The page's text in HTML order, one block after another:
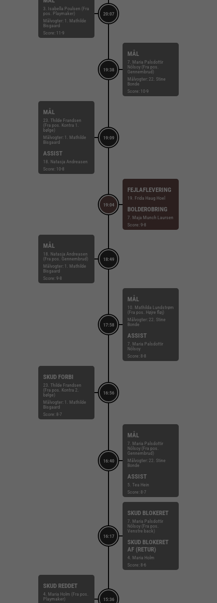
20:07
3. Isabella Poulsen (Fra
pos. Playmaker)
Målvogter: 1. Mathilde
Bisgaard
Score: 11-9
19:38
MÅL
7. Maria Palsdottir
Nólsoy (Fra pos.
Gennembrud)
Målvogter: 22. Stine
Bonde
Score: 10-9
19:09
MÅL
23. Thilde Frandsen
(Fra pos. Kontra 1.
bølge)
Målvogter: 1. Mathilde
Bisgaard
ASSIST
18. Natasja Andreasen
Score: 10-8
19:04
FEJLAFLEVERING
19. Frida Haug Hoel
BOLDEROBRING
7. Maja Munch Laursen
Score: 9-8
18:49
MÅL
18. Natasja Andreasen
(Fra pos. Gennembrud)
Målvogter: 1. Mathilde
Bisgaard
Score: 9-8
17:58
MÅL
10. Mathilda Lundstrøm
(Fra pos. Højre fløj)
Målvogter: 22. Stine
Bonde
ASSIST
7. Maria Palsdottir
Nólsoy
Score: 8-8
16:56
SKUD FORBI
23. Thilde Frandsen
(Fra pos. Kontra 2.
bølge)
Målvogter: 1. Mathilde
Bisgaard
Score: 8-7
16:40
MÅL
7. Maria Palsdottir
Nólsoy (Fra pos.
Gennembrud)
Målvogter: 22. Stine
Bonde
ASSIST
5. Tea Hein
Score: 8-7
16:17
SKUD BLOKERET
7. Maria Palsdottir
Nólsoy (Fra pos.
Venstre back)
SKUD BLOKERET
AF (RETUR)
4. Maria Holm
Score: 8-6
15:36
SKUD REDDET
4. Maria Holm (Fra pos.
Playmaker)